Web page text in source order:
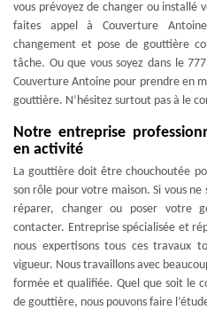
vous prévoyez de changer ou installé
faites appel à Couverture
changement et pose de gouttière
tâche. Ou que vous soyez dans le
Couverture Antoine pour prendre en
gouttière. N’hésitez surtout pas à le
Notre entreprise
en activité
La gouttière doit être chouchoutée
son rôle pour votre maison. Si vous
réparer, changer ou poser votre
contacter. Entreprise spécialisée et
nous expertisons tous ces travaux
vigueur. Nous travaillons avec
formée et qualifiée. Quel que soit le
de gouttière, nous pouvons faire